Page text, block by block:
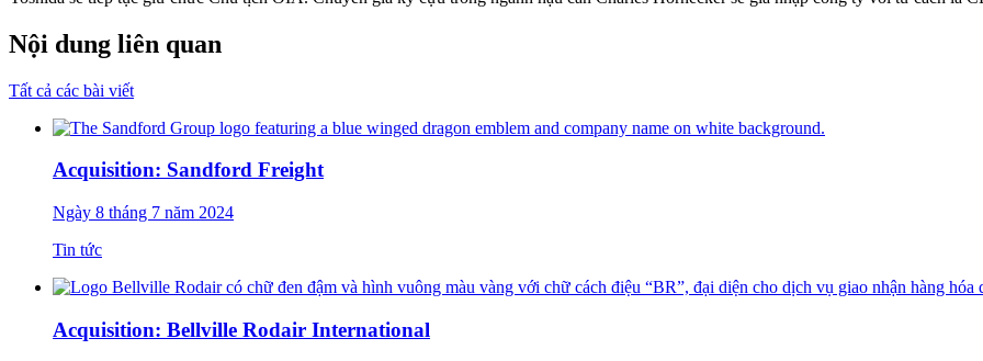
Nội dung liên quan
Tất cả các bài viết
Acquisition: Sandford Freight
Ngày 8 tháng 7 năm 2024
Tin tức
Acquisition: Bellville Rodair International